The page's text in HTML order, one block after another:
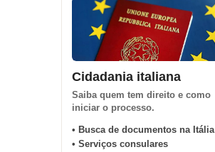
Cidadania italiana
Saiba quem tem direito e como
iniciar o processo.
• Busca de documentos na Itália
• Serviços consulares